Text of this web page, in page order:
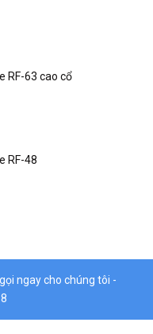
RF-63 cao cổ
RF-48
ngay cho chúng tôi -